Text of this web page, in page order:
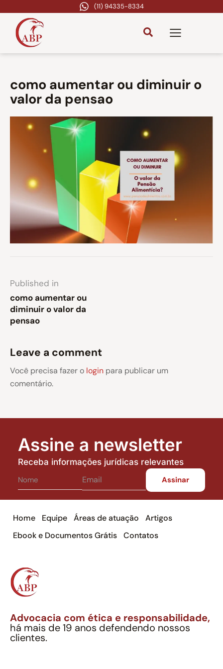
(11) 94335-8334
como aumentar ou diminuir o
valor da pensao
Published in
como aumentar ou
diminuir o valor da
pensao
Leave a comment
Você precisa fazer o login para publicar um
comentário.
Assine a newsletter
Receba informações jurídicas relevantes
Home Equipe Áreas de atuação
Artigos
Ebook e Documentos Grátis
Contatos
Advocacia com ética e responsabilidade,
há mais de 19 anos defendendo nossos
clientes.